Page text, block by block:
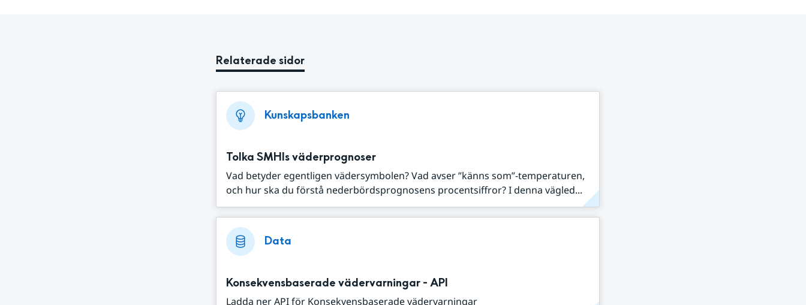
Relaterade sidor
Kunskapsbanken
Tolka SMHIs väderprognoser
Vad betyder egentligen vädersymbolen? Vad avser ”känns som”-temperaturen,
och hur ska du förstå nederbördsprognosens procentsiffror? I denna vägled...
Data
Konsekvensbaserade vädervarningar - API
Ladda ner API för Konsekvensbaserade vädervarningar